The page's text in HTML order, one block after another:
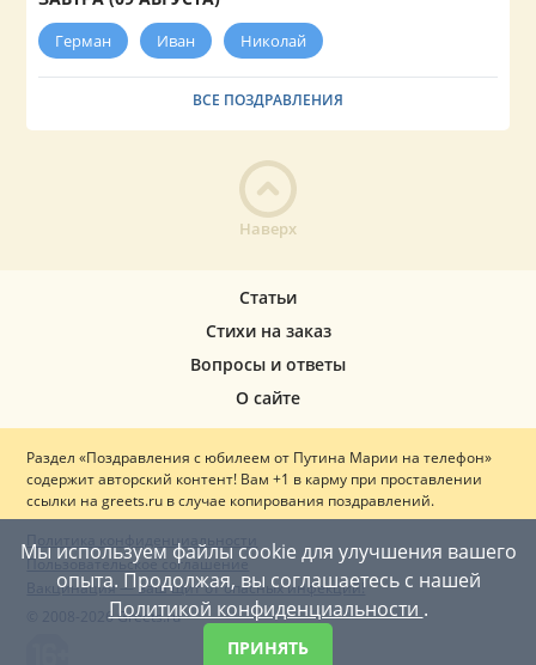
Герман Иван Николай
ВСЕ ПОЗДРАВЛЕНИЯ
Наверх
Мы используем файлы cookie для улучшения вашего
опыта. Продолжая, вы соглашаетесь с нашей
Политикой конфиденциальности .
ПРИНЯТЬ
Статьи
Стихи на заказ
Вопросы и ответы
О сайте
Раздел «Поздравления с юбилеем от Путина Марии на телефон»
содержит авторский контент! Вам +1 в карму при проставлении
ссылки на greets.ru в случае копирования поздравлений.
Политика конфиденциальности
Пользовательское соглашение
Вакцинация — ваш щит от опасных инфекций!
© 2008-2026 Greets.ru